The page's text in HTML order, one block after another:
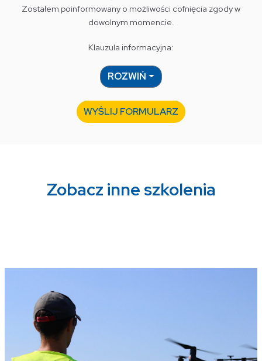
Zostałem poinformowany o możliwości cofnięcia zgody w
dowolnym momencie.
Klauzula informacyjna:
ROZWIŃ
WYŚLIJ FORMULARZ
Zobacz inne szkolenia